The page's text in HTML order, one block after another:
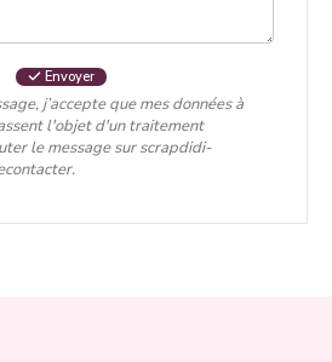
Envoyer
j’accepte que mes données à
l'objet d'un traitement
le message sur scrapdidi-